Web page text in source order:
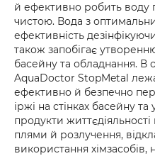
й ефективно робить
чистою. Вода з
ефективність
також запобігає
басейну та обладнання. В
AquaDoctor StopMetal
ефективно й безпечно
іржі на стінках басейну
продукти
плями й розлучення,
використання